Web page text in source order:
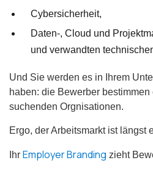
Cybersicherheit,
Daten-, Cloud und
und verwandten
Und Sie werden es in Ihrem
haben: die Bewerber
suchenden Orgnisationen.
Ergo, der Arbeitsmarkt ist längst
Ihr Employer Branding zieht